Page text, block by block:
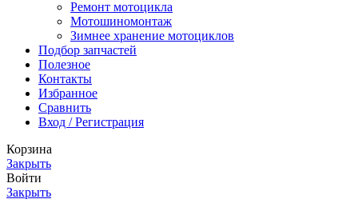
Ремонт мотоцикла
Мотошиномонтаж
Зимнее хранение мотоциклов
Подбор запчастей
Полезное
Контакты
Избранное
Сравнить
Вход / Регистрация
Корзина
Закрыть
Войти
Закрыть